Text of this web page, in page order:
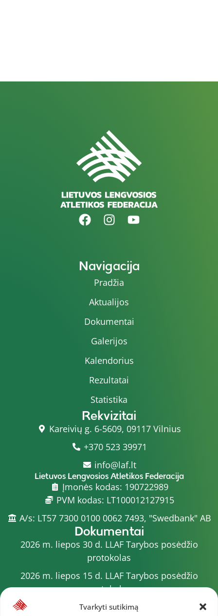
Tvarkyti sutikimą
Navigacija
Pradžia
Aktualijos
Dokumentai
Galerijos
Kalendorius
Rezultatai
Statistika
Rekvizitai
Kareivių g. 6-5609, 09117 Vilnius
+370 523 39971
info@laf.lt
Lietuvos Lengvosios Atletikos Federacija
Įmonės kodas: 190722989
PVM kodas: LT100012127915
A/s: LT57 7300 0100 0062 7493, "Swedbank" AB
Dokumentai
2026 m. liepos 30 d. LLAF Tarybos posėdžio
protokolas
2026 m. liepos 15 d. LLAF Tarybos posėdžio
protokolas
2026 m. liepos 20 d. LLAF VK posėdžio protokolas